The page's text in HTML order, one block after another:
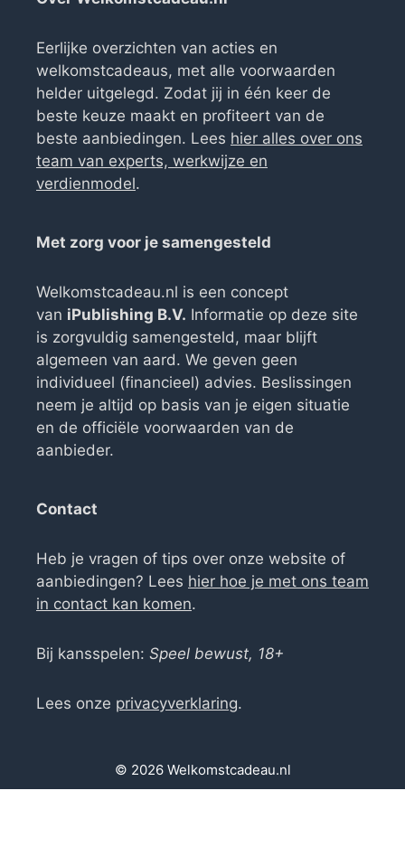
Eerlijke overzichten van acties en
welkomstcadeaus, met alle voorwaarden
helder uitgelegd. Zodat jij in één keer de
beste keuze maakt en profiteert van de
beste aanbiedingen. Lees hier alles over ons
team van experts, werkwijze en
verdienmodel.
Met zorg voor je samengesteld
Welkomstcadeau.nl is een concept
van iPublishing B.V. Informatie op deze site
is zorgvuldig samengesteld, maar blijft
algemeen van aard. We geven geen
individueel (financieel) advies. Beslissingen
neem je altijd op basis van je eigen situatie
en de officiële voorwaarden van de
aanbieder.
Contact
Heb je vragen of tips over onze website of
aanbiedingen? Lees hier hoe je met ons team
in contact kan komen.
Bij kansspelen: Speel bewust, 18+
Lees onze privacyverklaring.
© 2026 Welkomstcadeau.nl